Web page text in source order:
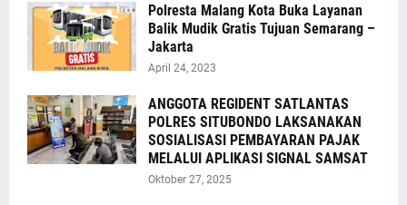
Polresta Malang Kota Buka Layanan
Balik Mudik Gratis Tujuan Semarang –
Jakarta
April 24, 2023
ANGGOTA REGIDENT SATLANTAS
POLRES SITUBONDO LAKSANAKAN
SOSIALISASI PEMBAYARAN PAJAK
MELALUI APLIKASI SIGNAL SAMSAT
Oktober 27, 2025